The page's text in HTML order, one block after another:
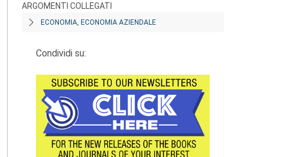
ARGOMENTI COLLEGATI
ECONOMIA, ECONOMIA AZIENDALE
Condividi su: